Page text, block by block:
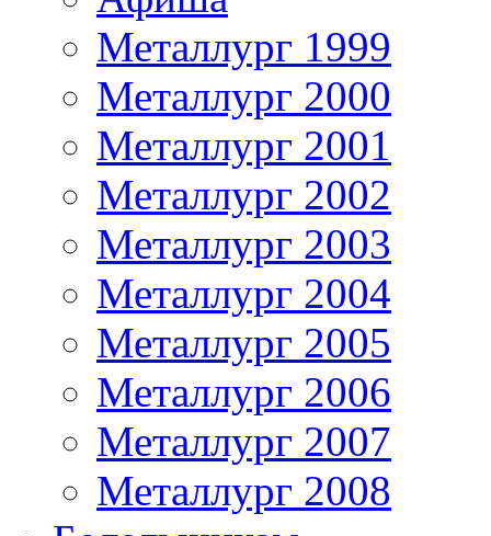
Металлург 1999
Металлург 2000
Металлург 2001
Металлург 2002
Металлург 2003
Металлург 2004
Металлург 2005
Металлург 2006
Металлург 2007
Металлург 2008